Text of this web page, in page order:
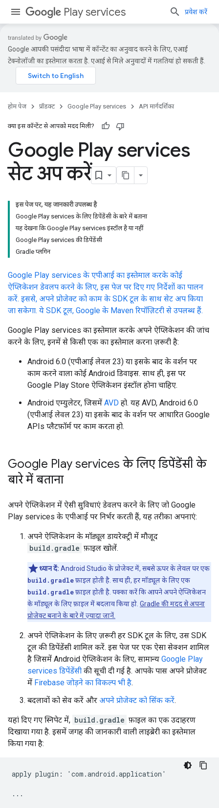
Play services प्रवेश करें
Google आपकी पसंदीदा भाषा में कॉन्टेंट का अनुवाद करने के लिए, एआई
टेक्नोलॉजी का इस्तेमाल करता है. एआई से मिले अनुवादों में गलतियां हो सकती हैं.
होम पेज प्रॉडक्ट Google Play services API मार्गदर्शिका
क्या इस कॉन्टेंट से आपको मदद मिली?
Google Play services
सेट अप करें
इस पेज पर, यह जानकारी उपलब्ध है
Google Play services के लिए डिपेंडेंसी के बारे में बताना
यह देखना कि Google Play services इंस्टॉल है या नहीं
Google Play services की डिपेंडेंसी
Gradle प्लगिन
Google Play services के एपीआई का इस्तेमाल करके कोई
ऐप्लिकेशन डेवलप करने के लिए, इस पेज पर दिए गए निर्देशों का पालन
करें. इससे, अपने प्रोजेक्ट को काम के SDK टूल के साथ सेट अप किया
जा सकेगा. ये SDK टूल, Google के Maven रिपॉज़िटरी से उपलब्ध हैं.
Google Play services का इस्तेमाल करके अपने ऐप्लिकेशन की जांच
करने के लिए, इनमें से किसी एक का इस्तेमाल करना ज़रूरी है:
Android 6.0 (एपीआई लेवल 23) या इसके बाद के वर्शन पर
काम करने वाला कोई Android डिवाइस. साथ ही, इस पर
Google Play Store ऐप्लिकेशन इंस्टॉल होना चाहिए.
Android एम्युलेटर, जिसमें AVD हो. यह AVD, Android 6.0
(एपीआई लेवल 23) या इसके बाद के वर्शन पर आधारित Google
APIs प्लैटफ़ॉर्म पर काम करता हो.
Google Play services के लिए डिपेंडेंसी के
बारे में बताना
अपने ऐप्लिकेशन में ऐसी सुविधाएं डेवलप करने के लिए जो Google
Play services के एपीआई पर निर्भर करती हैं, यह तरीका अपनाएं:
अपने ऐप्लिकेशन के मॉड्यूल डायरेक्ट्री में मौजूद
build.gradle फ़ाइल खोलें.
ध्यान दें: Android Studio के प्रोजेक्ट में, सबसे ऊपर के लेवल पर एक
build.gradleफ़ाइल होती है. साथ ही, हर मॉड्यूल के लिए एक
build.gradleफ़ाइल होती है. पक्का करें कि आपने अपने ऐप्लिकेशन
के मॉड्यूल के लिए फ़ाइल में बदलाव किया हो. Gradle की मदद से अपना
प्रोजेक्ट बनाने के बारे में ज़्यादा जानें.
अपने ऐप्लिकेशन के लिए ज़रूरी हर SDK टूल के लिए, उस SDK
टूल की डिपेंडेंसी शामिल करें. इस पेज पर एक ऐसा सेक्शन शामिल
है जिसमें Android ऐप्लिकेशन के लिए, सामान्य Google Play
services डिपेंडेंसी की सूची दी गई है. आपके पास अपने प्रोजेक्ट
में Firebase जोड़ने का विकल्प भी है.
बदलावों को सेव करें और अपने प्रोजेक्ट को सिंक करें.
यहां दिए गए स्निपेट में, build.gradle फ़ाइल का एक उदाहरण
दिखाया गया है. इसमें जगह की जानकारी वाली लाइब्रेरी का इस्तेमाल
किया गया है:
apply plugin : ' com .android .application '
...